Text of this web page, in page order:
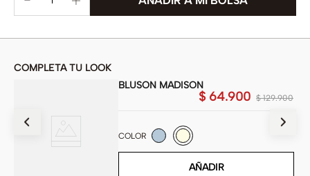
COMPLETA TU LOOK
BLUSON MADISON
$ 129.900
$ 64.900
COLOR
AÑADIR